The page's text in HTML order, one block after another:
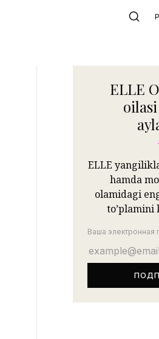
ELLE
oilasi
ELLE
hamda
olamidagi
to’plamini
Ваша электронная